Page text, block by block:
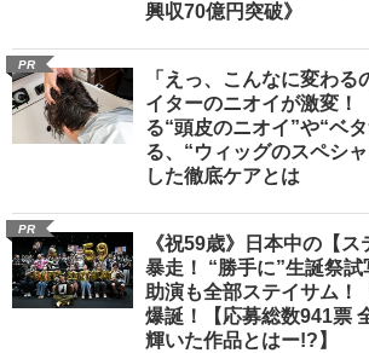
興収70億円突破》
PR
「えっ、こんなに変わる
イターのニオイが激変
る“頭皮のニオイ”や“ベ
る、“ウィッグのスペシ
した徹底ケアとは
PR
《祝59歳》日本中の【
暴走！ “勝手に”生誕祭
助演も全部ステイサム！
爆誕！【応募総数941票
輝いた作品とはー!?】